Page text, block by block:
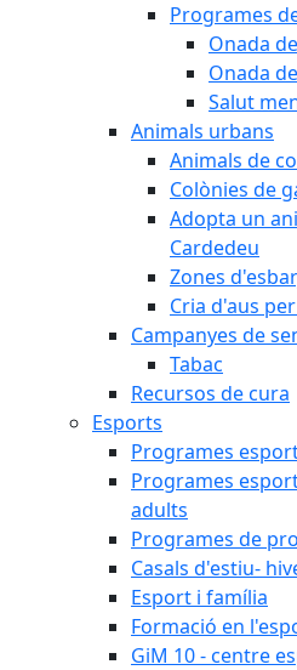
Programes
Onada
Onada
Salut
Animals urbans
Animals de
Colònies de
Adopta un
Cardedeu
Zones
Cria d'aus
Campanyes de
Tabac
Recursos de cura
Esports
Programes
Programes
adults
Programes de
Casals d'estiu-
Esport i família
Formació en
GiM 10 - centre